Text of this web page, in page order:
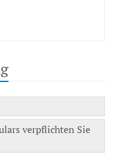
verpflichten Sie